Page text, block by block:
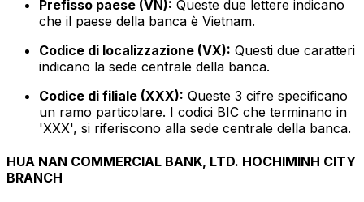
Prefisso paese (VN): Queste due lettere indicano
che il paese della banca è Vietnam.
Codice di localizzazione (VX): Questi due caratteri
indicano la sede centrale della banca.
Codice di filiale (XXX): Queste 3 cifre specificano
un ramo particolare. I codici BIC che terminano in
'XXX', si riferiscono alla sede centrale della banca.
HUA NAN COMMERCIAL BANK, LTD. HOCHIMINH CITY
BRANCH